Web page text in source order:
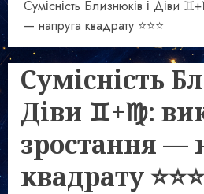
Сумісність Близнюків і Діви
— напруга квадрату ⭐⭐⭐
Сумісність
Діви ♊+♍:
зростання —
квадрату ⭐⭐⭐